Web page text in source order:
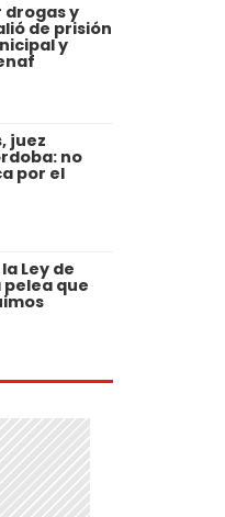
drogas y
de prisión
y
juez
no
por el
Ley de
pelea que